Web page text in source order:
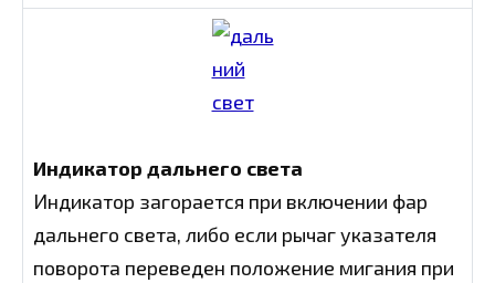
Индикатор дальнего света
Индикатор загорается при включении фар
дальнего света, либо если рычаг указателя
поворота переведен положение мигания при